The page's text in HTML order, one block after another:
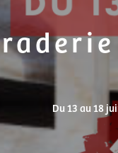
Du 13 au 18